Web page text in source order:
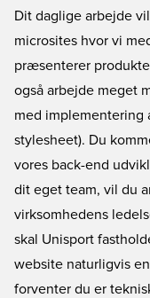
Dit daglige arbejde
microsites hvor vi
præsenterer
også arbejde meget
med implementering
stylesheet). Du
vores back-end
dit eget team, vil du
virksomhedens
skal Unisport
website naturligvis
forventer du er